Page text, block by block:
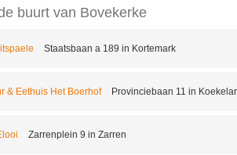
buurt van Bovekerke
Staatsbaan a 189 in Kortemark
& Eethuis Het Boerhof Provinciebaan 11 in
Zarrenplein 9 in Zarren